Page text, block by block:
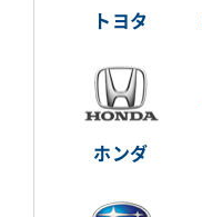
トヨタ
ホンダ